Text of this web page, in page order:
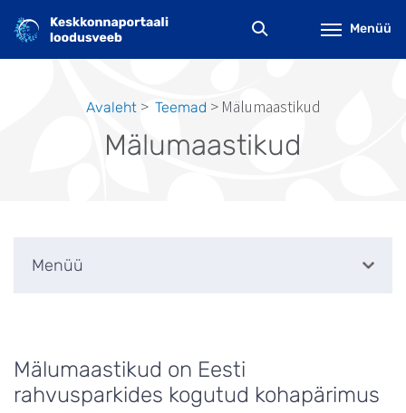
edasi
põhisisu
juurde
Menüü
Avaleht Teemad Mälumaastikud
Mälumaastikud
Menüü
Mälumaastikud on Eesti
rahvusparkides kogutud kohapärimus